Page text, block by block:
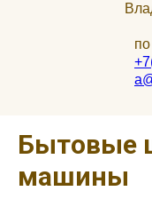
Бытовые
машины